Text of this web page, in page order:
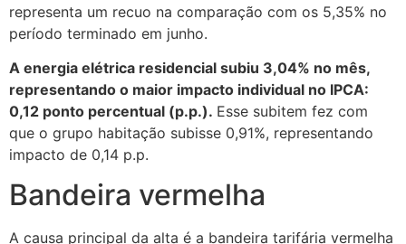
representa um recuo na comparação com os 5,35% no
período terminado em junho.
A energia elétrica residencial subiu 3,04% no mês,
representando o maior impacto individual no IPCA:
0,12 ponto percentual (p.p.). Esse subitem fez com
que o grupo habitação subisse 0,91%, representando
impacto de 0,14 p.p.
Bandeira vermelha
A causa principal da alta é a bandeira tarifária vermelha